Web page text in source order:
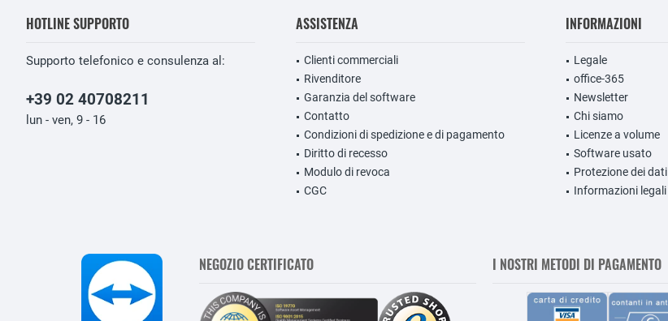
HOTLINE SUPPORTO
Supporto telefonico e consulenza al:
+39 02 40708211
lun - ven, 9 - 16
ASSISTENZA
Clienti commerciali
Rivenditore
Garanzia del software
Contatto
Condizioni di spedizione e di pagamento
Diritto di recesso
Modulo di revoca
CGC
INFORMAZIONI
Legale
office-365
Newsletter
Chi siamo
Licenze a volume
Software usato
Protezione dei dati
Informazioni legali
NEGOZIO CERTIFICATO I NOSTRI METODI DI PAGAMENTO